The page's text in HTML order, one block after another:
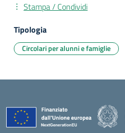
Stampa / Condividi
Tipologia
Circolari per alunni e famiglie